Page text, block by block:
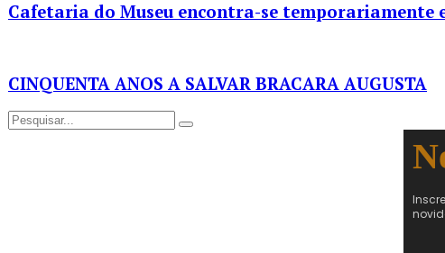
Cafetaria do Museu encontra-se temporariamente
CINQUENTA ANOS A SALVAR BRACARA AUGUSTA